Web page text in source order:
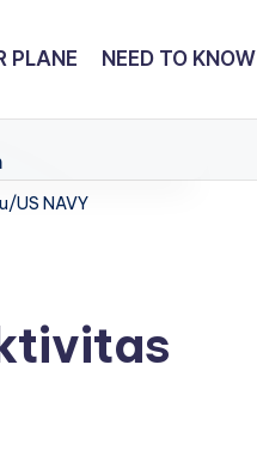
PLANE NEED TO KNOW
US NAVY